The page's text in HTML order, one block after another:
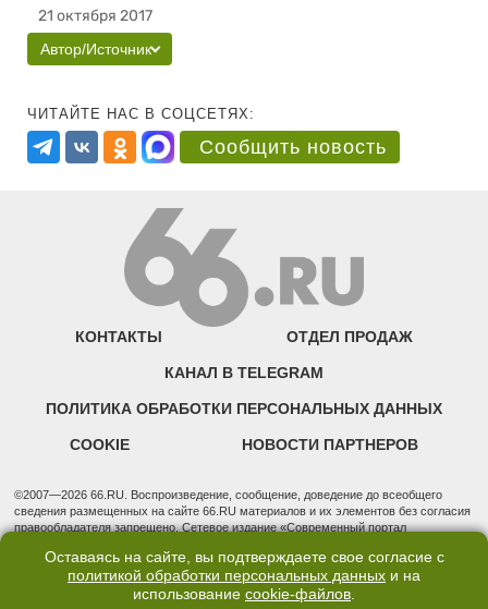
21 октября 2017
Автор/Источник
ЧИТАЙТЕ НАС В СОЦСЕТЯХ:
Сообщить новость
КОНТАКТЫ ОТДЕЛ ПРОДАЖ
КАНАЛ В TELEGRAM
ПОЛИТИКА ОБРАБОТКИ ПЕРСОНАЛЬНЫХ ДАННЫХ
COOKIE НОВОСТИ ПАРТНЕРОВ
©2007—2026 66.RU. Воспроизведение, сообщение, доведение до всеобщего
сведения размещенных на сайте 66.RU материалов и их элементов без согласия
правообладателя запрещено. Сетевое издание «Современный портал
надзору в сфере связи, информационных технологий и массовых коммуникаций
(Роскомнадзор). Регистрационный номер ЭЛ № ФС 77 - 76634 от 02.09.2019
Учредитель: Общество с ограниченной ответственностью "66.ру". Юридический
Оставаясь на сайте, вы подтверждаете свое согласие с
политикой обработки персональных данных и на
использование cookie-файлов.